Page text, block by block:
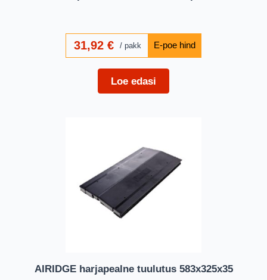
31,92€ pakk
Loe edasi
AIRIDGE harjapealne tuulutus 583x325x35